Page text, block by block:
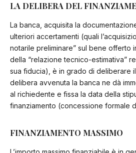
LA DELIBERA DEL
La banca, acquisita la
ulteriori accertamenti (quali
notarile preliminare” sul bene offerto
della “relazione tecnico-estimativa”
sua fiducia), è in grado di deliberare
delibera avvenuta la banca ne dà
al richiedente e fissa la data della
finanziamento (concessione formale
FINANZIAMENTO MASSIMO